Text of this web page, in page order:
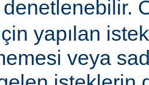
denetlenebilir.
yapılan
veya